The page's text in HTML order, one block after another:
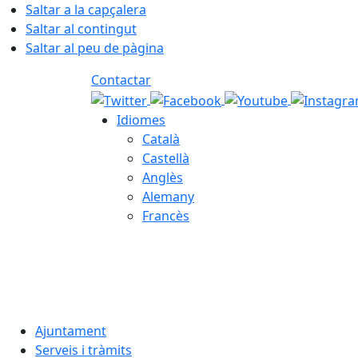
Saltar a la capçalera
Saltar al contingut
Saltar al peu de pàgina
Contactar
Idiomes
Català
Castellà
Anglès
Alemany
Francès
Ajuntament
Serveis i tràmits